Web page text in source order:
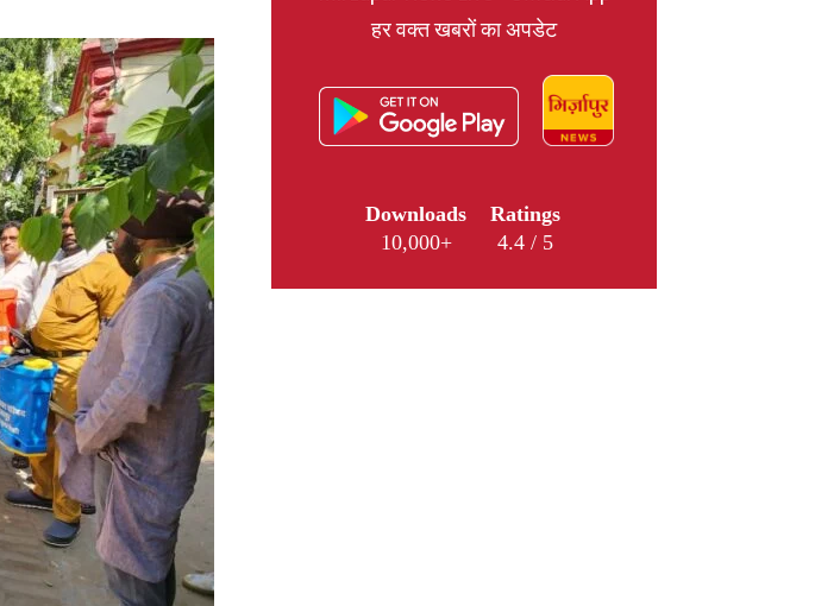
News,
Latest
News
हर वक्त खबरों का अपडेट
Downloads
10,000+
Ratings
4.4 / 5